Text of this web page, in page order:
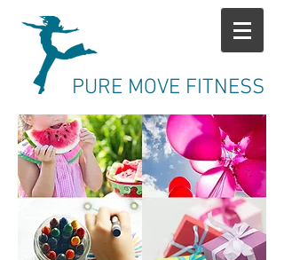
PURE MOVE FITNESS